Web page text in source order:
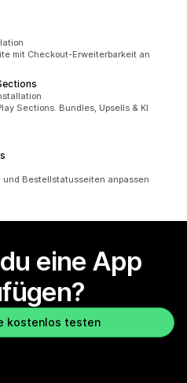
mit Checkout-Erweiterbarkeit an
Sections. Bundles, Upsells & KI
Bestellstatusseiten anpassen
eine App
kostenlos testen